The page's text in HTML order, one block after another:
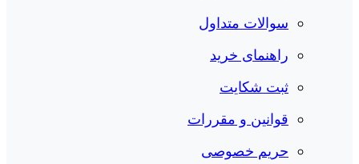
سوالات متداول
راهنمای خرید
ثبت شکایت
قوانین و مقررات
حریم خصوصی